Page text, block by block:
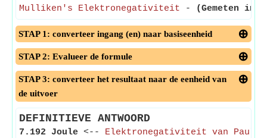
Mulliken's Elektronegativiteit - (Gemeten in
STAP 1: converteer ingang (en) naar basiseenheid
STAP 2: Evalueer de formule
STAP 3: converteer het resultaat naar de eenheid van
de uitvoer
DEFINITIEVE ANTWOORD
7.192 Joule <-- Elektronegativiteit van